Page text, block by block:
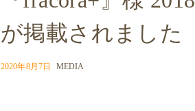
が掲載されました
2020年8月7日 MEDIA